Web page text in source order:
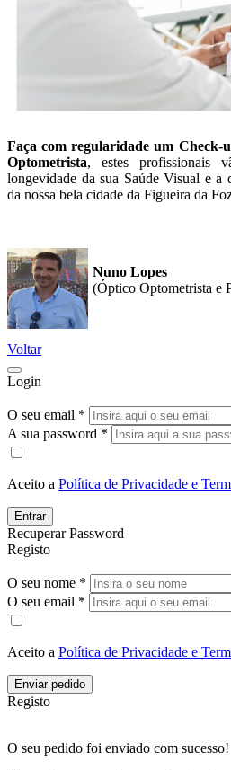
Faça com regularidade um Check-
Optometrista, estes profissionais
longevidade da sua Saúde Visual e a
da nossa bela cidade da Figueira da
Nuno Lopes
(Óptico Optometrista e
Voltar
Login
O seu email *
A sua password *
Aceito a Política de Privacidade e
Entrar
Recuperar Password
Registo
O seu nome *
O seu email *
Aceito a Política de Privacidade e
Enviar pedido
Registo
O seu pedido foi enviado com sucesso!